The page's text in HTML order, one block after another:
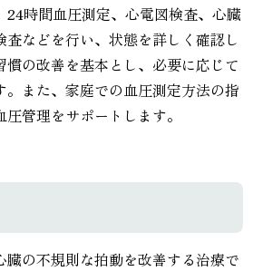
24時間血圧測定、心電図検査、心臓
査などを行い、状態を詳しく確認し
慣の改善を基本とし、必要に応じて
。また、家庭での血圧測定方法の指
管理をサポートします。
臓の不規則な拍動を改善する治療で